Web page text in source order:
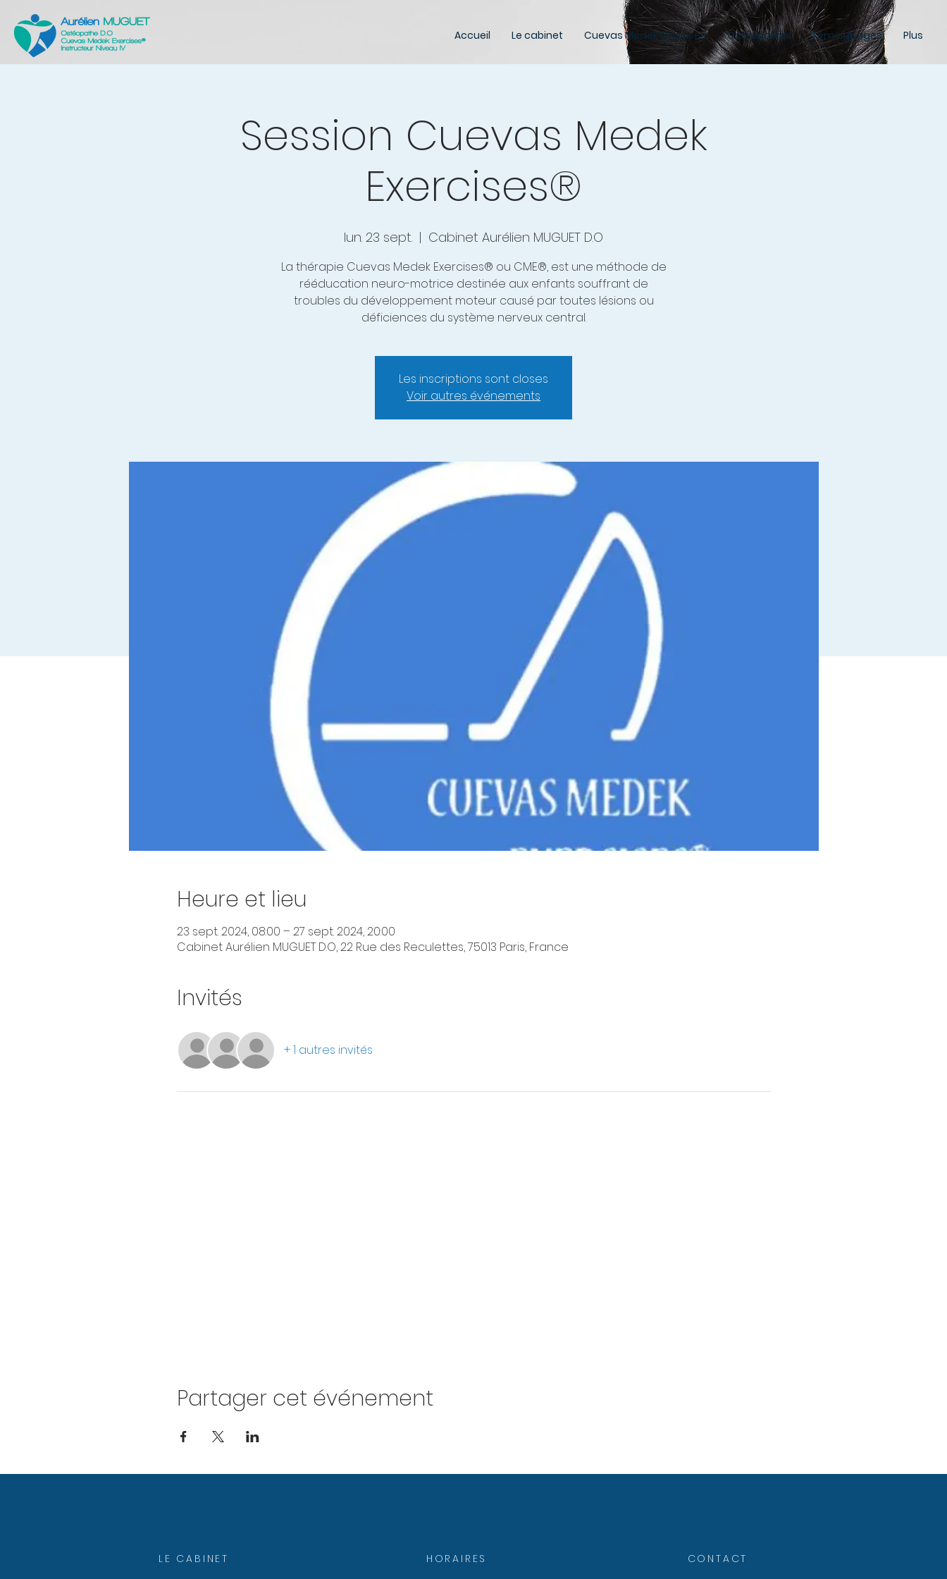
Accueil Le cabinet Cuevas Medek Exercises Ostéopathie Témoignages Plus
Session Cuevas Medek
Exercises®
lun. 23 sept.
  |
Cabinet Aurélien MUGUET D.O
La thérapie Cuevas Medek Exercises® ou CME®, est une méthode de
rééducation neuro-motrice destinée aux enfants souffrant de
troubles du développement moteur causé par toutes lésions ou
déficiences du système nerveux central.
Les inscriptions sont closes
Voir autres événements
Heure et lieu
23 sept. 2024, 08:00 – 27 sept. 2024, 20:00
Cabinet Aurélien MUGUET D.O, 22 Rue des Reculettes, 75013 Paris, France
Invités
+ 1 autres invités
Partager cet événement
LE CABINET HORAIRES CONTACT